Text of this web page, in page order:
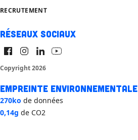
RECRUTEMENT
Réseaux sociaux
Copyright 2026
Empreinte environnementale
270ko de données
0,14g de CO2